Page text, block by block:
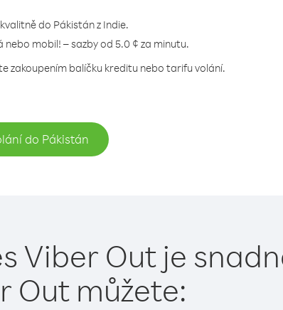
do Pákistán z Indie.
nebo mobil! – sazby od 5.0 ¢ za minutu.
zakoupením balíčku kreditu nebo tarifu volání.
do Pákistán
Viber Out je
Out můžete: